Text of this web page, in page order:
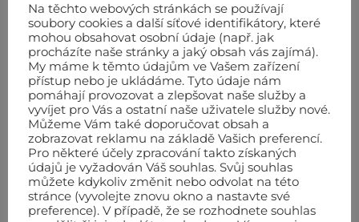
nádoby/odpadu
výsuvné madlo
nádoba na kondenzát 17 litrů
Výbava na přání:
čerpadlo odčerpávající zkondenzovanou vodu do
vyššího místa než je stroj 06AC119
sada na uchycení na stěnu 06AC113
Na těchto webových stránkách se používají
soubory cookies a další síťové identifikátory, které
mohou obsahovat osobní údaje (např. jak
procházíte naše stránky a jaký obsah vás zajímá).
My máme k těmto údajům ve Vašem zařízení
přístup nebo je ukládáme. Tyto údaje nám
pomáhají provozovat a zlepšovat naše služby a
vyvíjet pro Vás a ostatní naše uživatele služby nové.
Můžeme Vám také doporučovat obsah a
zobrazovat reklamu na základě Vašich preferencí.
Pro některé účely zpracování takto získaných
údajů je vyžadován Váš souhlas. Svůj souhlas
můžete kdykoliv změnit nebo odvolat na této
stránce (vyvolejte znovu okno a nastavte své
preference). V případě, že se rozhodnete souhlas